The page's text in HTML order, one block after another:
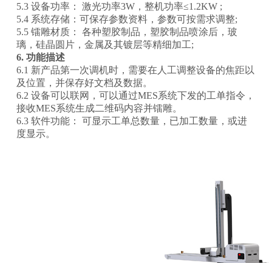
5.3 设备功率： 激光功率3W，整机功率≤1.2KW ;
5.4 系统存储：可保存参数资料，参数可按需求调整;
5.5 镭雕材质： 各种塑胶制品，塑胶制品喷涂后，玻
璃，硅晶圆片，金属及其镀层等精细加工;
6. 功能描述
6.1 新产品第一次调机时，需要在人工调整设备的焦距以
及位置，并保存好文档及数据。
6.2 设备可以联网，可以通过MES系统下发的工单指令，
接收MES系统生成二维码内容并镭雕。
6.3 软件功能： 可显示工单总数量，已加工数量，或进
度显示。